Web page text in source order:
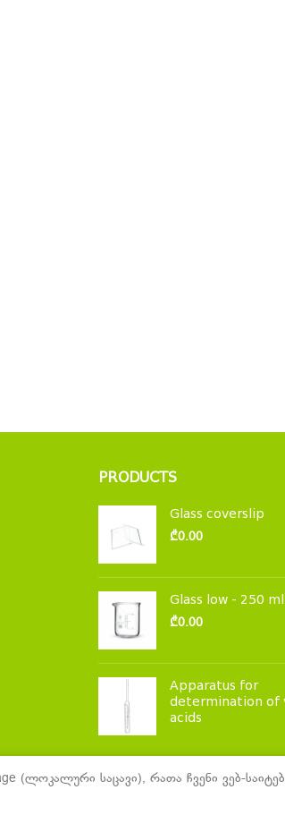
PRODUCTS
Glass coverslip
₾0.00
Glass low - 250 ml
₾0.00
Apparatus for
determination of
acids
(ლოკალური საცავი), რათა ჩვენი ვებ-